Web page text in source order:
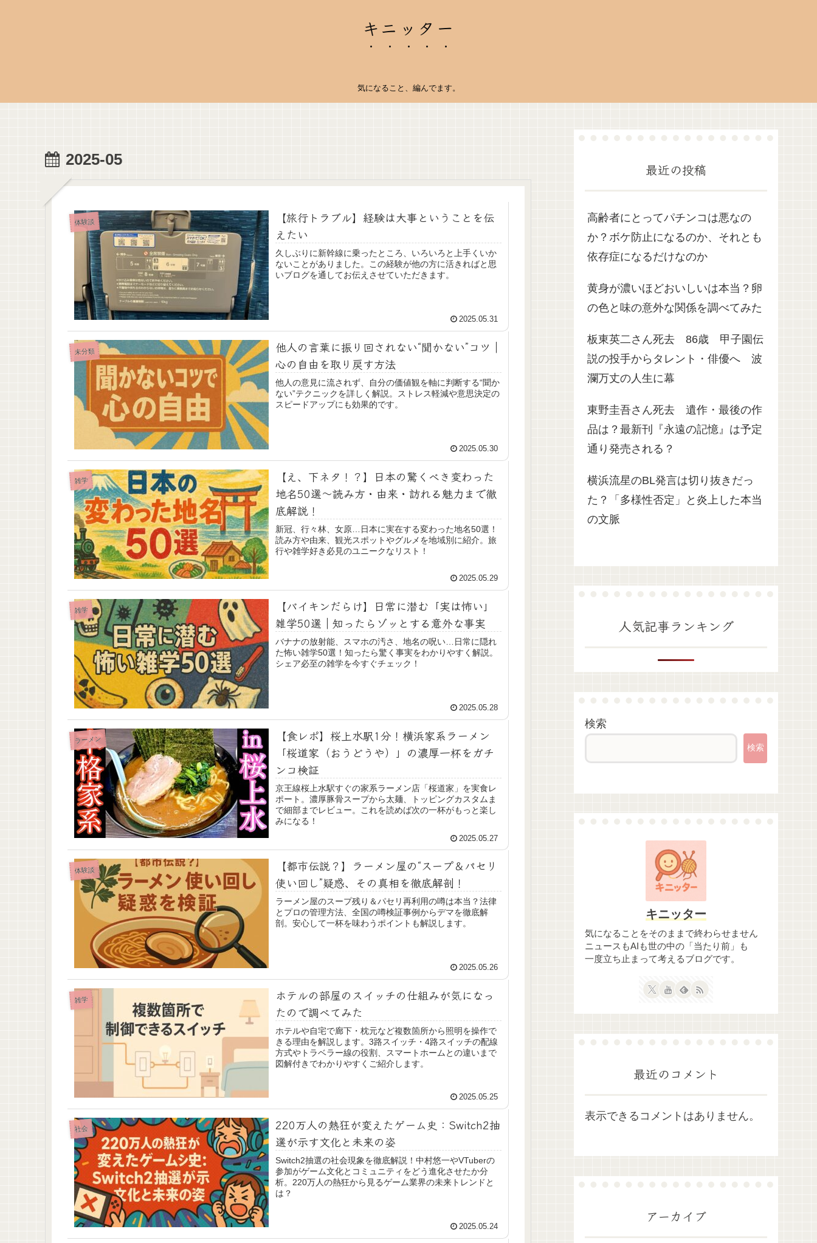
キニッター
気になること、編んでます。
2025-05
体験談
【旅行トラブル】経験は大事ということを伝
えたい
久しぶりに新幹線に乗ったところ、いろいろと上手くいか
ないことがありました。この経験が他の方に活きればと思
いブログを通してお伝えさせていただきます。
2025.05.31
未分類
他人の言葉に振り回されない“聞かない”コツ｜
心の自由を取り戻す方法
他人の意見に流されず、自分の価値観を軸に判断する“聞か
ない”テクニックを詳しく解説。ストレス軽減や意思決定の
スピードアップにも効果的です。
2025.05.30
雑学
【え、下ネタ！？】日本の驚くべき変わった
地名50選～読み方・由来・訪れる魅力まで徹
底解説！
新冠、行々林、女原…日本に実在する変わった地名50選！
読み方や由来、観光スポットやグルメを地域別に紹介。旅
行や雑学好き必見のユニークなリスト！
2025.05.29
雑学
【バイキンだらけ】日常に潜む「実は怖い」
雑学50選｜知ったらゾッとする意外な事実
バナナの放射能、スマホの汚さ、地名の呪い…日常に隠れ
た怖い雑学50選！知ったら驚く事実をわかりやすく解説。
シェア必至の雑学を今すぐチェック！
2025.05.28
ラーメン
【食レポ】桜上水駅1分！横浜家系ラーメン
「桜道家（おうどうや）」の濃厚一杯をガチ
ンコ検証
京王線桜上水駅すぐの家系ラーメン店「桜道家」を実食レ
ポート。濃厚豚骨スープから太麺、トッピングカスタムま
で細部までレビュー。これを読めば次の一杯がもっと楽し
みになる！
2025.05.27
体験談
【都市伝説？】ラーメン屋の“スープ＆パセリ
使い回し”疑惑、その真相を徹底解剖！
ラーメン屋のスープ残り＆パセリ再利用の噂は本当？法律
とプロの管理方法、全国の噂検証事例からデマを徹底解
剖。安心して一杯を味わうポイントも解説します。
2025.05.26
雑学
ホテルの部屋のスイッチの仕組みが気になっ
たので調べてみた
ホテルや自宅で廊下・枕元など複数箇所から照明を操作で
きる理由を解説します。3路スイッチ・4路スイッチの配線
方式やトラベラー線の役割、スマートホームとの違いまで
図解付きでわかりやすくご紹介します。
2025.05.25
社会
220万人の熱狂が変えたゲーム史：Switch2抽
選が示す文化と未来の姿
Switch2抽選の社会現象を徹底解説！中村悠一やVTuberの
参加がゲーム文化とコミュニティをどう進化させたか分
析。220万人の熱狂から見るゲーム業界の未来トレンドと
は？
2025.05.24
最近の投稿
高齢者にとってパチンコは悪なの
か？ボケ防止になるのか、それとも
依存症になるだけなのか
黄身が濃いほどおいしいは本当？卵
の色と味の意外な関係を調べてみた
板東英二さん死去 86歳 甲子園伝
説の投手からタレント・俳優へ 波
瀾万丈の人生に幕
東野圭吾さん死去 遺作・最後の作
品は？最新刊『永遠の記憶』は予定
通り発売される？
横浜流星のBL発言は切り抜きだっ
た？「多様性否定」と炎上した本当
の文脈
人気記事ランキング
検索
検索
キニッター
気になることをそのままで終わらせません
ニュースもAIも世の中の「当たり前」も
一度立ち止まって考えるブログです。
最近のコメント
表示できるコメントはありません。
アーカイブ